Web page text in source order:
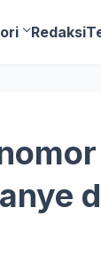
Redaksi